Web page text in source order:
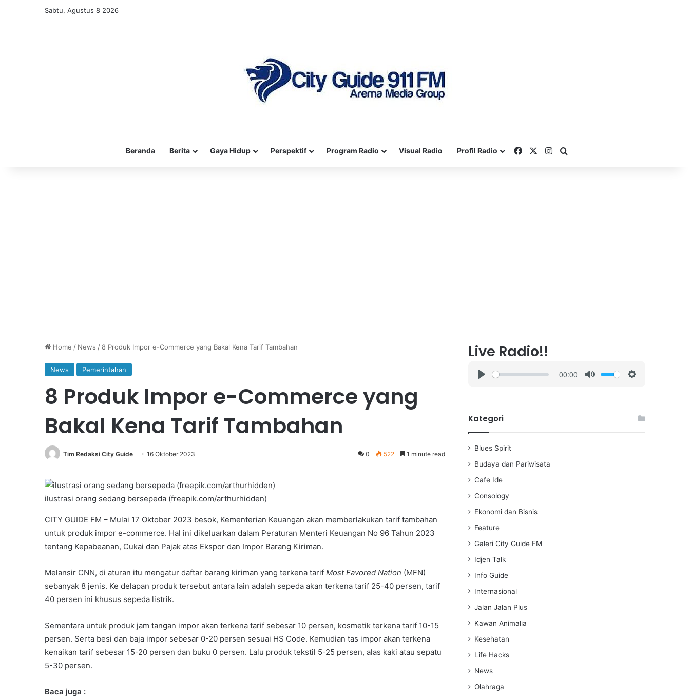
Sabtu, Agustus 8 2026
Beranda Berita Gaya Hidup Perspektif Program Radio Visual Radio Profil Radio FacebookInstagram
Home / News /8 Produk Impor e-Commerce yang Bakal Kena Tarif Tambahan
News Pemerintahan
8 Produk Impor e-Commerce yang
Bakal Kena Tarif Tambahan
Tim Redaksi City Guide 16 Oktober 2023 0 522 1 minute read
ilustrasi orang sedang bersepeda (freepik.com/arthurhidden)
CITY GUIDE FM – Mulai 17 Oktober 2023 besok, Kementerian Keuangan akan memberlakukan tarif tambahan
untuk produk impor e-commerce. Hal ini dikeluarkan dalam Peraturan Menteri Keuangan No 96 Tahun 2023
tentang Kepabeanan, Cukai dan Pajak atas Ekspor dan Impor Barang Kiriman.
Melansir CNN, di aturan itu mengatur daftar barang kiriman yang terkena tarif Most Favored Nation (MFN)
sebanyak 8 jenis. Ke delapan produk tersebut antara lain adalah sepeda akan terkena tarif 25-40 persen, tarif
40 persen ini khusus sepeda listrik.
Sementara untuk produk jam tangan impor akan terkena tarif sebesar 10 persen, kosmetik terkena tarif 10-15
persen. Serta besi dan baja impor sebesar 0-20 persen sesuai HS Code. Kemudian tas impor akan terkena
kenaikan tarif sebesar 15-20 persen dan buku 0 persen. Lalu produk tekstil 5-25 persen, alas kaki atau sepatu
5-30 persen.
Baca juga :
Live Radio!!
y
00:00
i
Kategori
Blues Spirit
Budaya dan Pariwisata
Cafe Ide
Consology
Ekonomi dan Bisnis
Feature
Galeri City Guide FM
Idjen Talk
Info Guide
Internasional
Jalan Jalan Plus
Kawan Animalia
Kesehatan
Life Hacks
News
Olahraga